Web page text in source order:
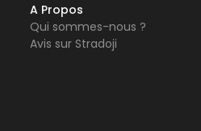
A Propos
Qui sommes-nous ?
Avis sur Stradoji